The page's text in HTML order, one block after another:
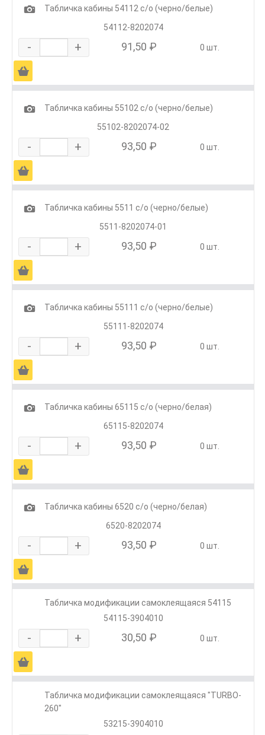
1
Табличка кабины 54112 с/о (черно/белые)
54112-8202074
- + 91,50 ₽ 0 шт.
Ä
1
Табличка кабины 55102 с/о (черно/белые)
55102-8202074-02
- + 93,50 ₽ 0 шт.
Ä
1
Табличка кабины 5511 с/о (черно/белые)
5511-8202074-01
- + 93,50 ₽ 0 шт.
Ä
1
Табличка кабины 55111 с/о (черно/белые)
55111-8202074
- + 93,50 ₽ 0 шт.
Ä
1
Табличка кабины 65115 с/о (черно/белая)
65115-8202074
- + 93,50 ₽ 0 шт.
Ä
1
Табличка кабины 6520 с/о (черно/белая)
6520-8202074
- + 93,50 ₽ 0 шт.
Ä
Табличка модификации самоклеящаяся 54115
54115-3904010
- + 30,50 ₽ 0 шт.
Ä
Табличка модификации самоклеящаяся "TURBO-
260"
53215-3904010